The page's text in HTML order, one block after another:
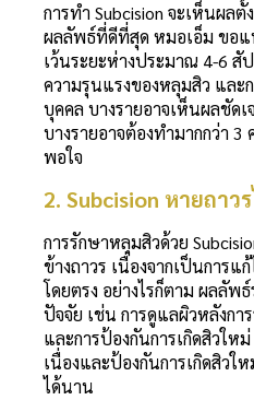
การทำ Subcision จะเห็นผล
ผลลัพธ์ที่ดีที่สุด หมอเอ็ม ขอแ
เว้นระยะห่างประมาณ 4-6
ความรุนแรงของหลุมสิว และ
บุคคล บางรายอาจเห็นผลชัด
บางรายอาจต้องทำมากกว่า
พอใจ
2. Subcision หายถาว
การรักษาหลุมสิวด้วย
ข้างถาวร เนื่องจากเป็นการแ
โดยตรง อย่างไรก็ตาม ผลลัพ
ปัจจัย เช่น การดูแลผิวหลังกา
และการป้องกันการเกิดสิวใ
เนื่องและป้องกันการเกิดสิว
ได้นาน